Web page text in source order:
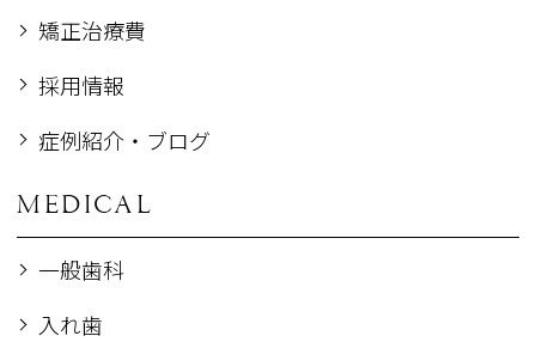
矯正治療費
採用情報
症例紹介・ブログ
MEDICAL
一般歯科
入れ歯